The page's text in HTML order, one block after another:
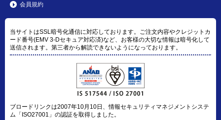
会員規約
当サイトはSSL暗号化通信に対応しております。ご注文内容やクレジットカ
ード番号(EMV 3-Dセキュア対応済)など、お客様の大切な情報は暗号化して
送信されます。第三者から解読できないようになっております。
ブロードリンクは2007年10月10日、情報セキュリティマネジメントシステ
ム「ISO27001」の認証を取得しました。